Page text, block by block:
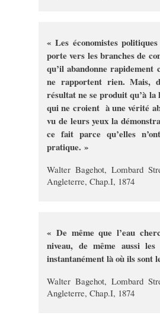
« Les économistes
porte vers les branches de
qu’il abandonne
ne rapportent rien. Mais,
résultat ne se produit qu’à la
qui ne croient à une vérité
vu de leurs yeux la
ce fait parce qu’elles
pratique. »
Walter Bagehot, Lombard
Angleterre, Chap.I, 1874
« De même que l’eau
niveau, de même aussi
instantanément là où ils sont
Walter Bagehot, Lombard
Angleterre, Chap.I, 1874